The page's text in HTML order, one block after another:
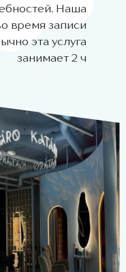
Наша
время записи
эта услуга
занимает 2 ч